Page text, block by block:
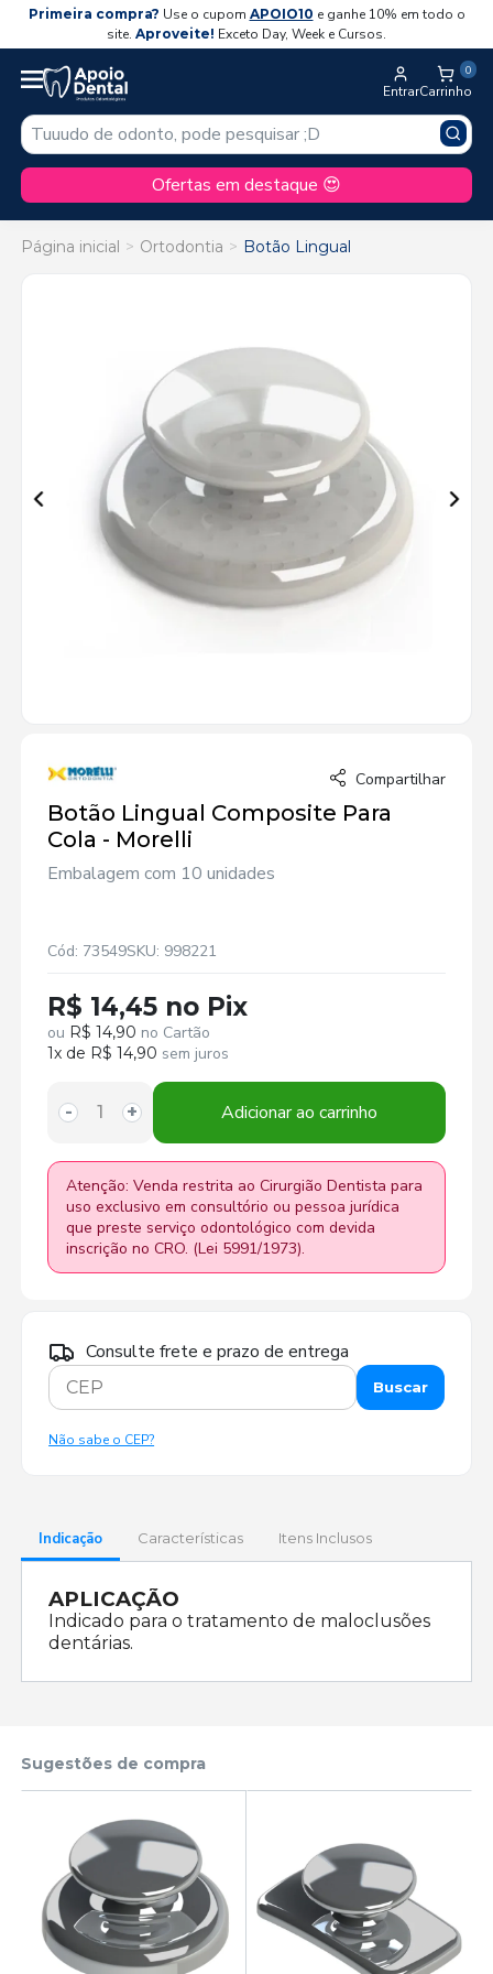
Primeira compra? Use o cupom APOIO10 e ganhe 10% em todo o
site. Aproveite! Exceto Day, Week e Cursos.
Entrar
0
Carrinho
Ofertas em destaque 😍
Página inicial Ortodontia Botão Lingual
Compartilhar
Botão Lingual Composite Para
Cola - Morelli
Embalagem com 10 unidades
Cód: 73549SKU: 998221
R$ 14,45 no Pix
ou R$ 14,90 no Cartão
1x de R$ 14,90 sem juros
- + Adicionar ao carrinho
Atenção: Venda restrita ao Cirurgião Dentista para
uso exclusivo em consultório ou pessoa jurídica
que preste serviço odontológico com devida
inscrição no CRO. (Lei 5991/1973).
Consulte frete e prazo de entrega
Buscar
Não sabe o CEP?
Indicação Características Itens Inclusos
APLICAÇÃO
Indicado para o tratamento de maloclusões
dentárias.
Sugestões de compra